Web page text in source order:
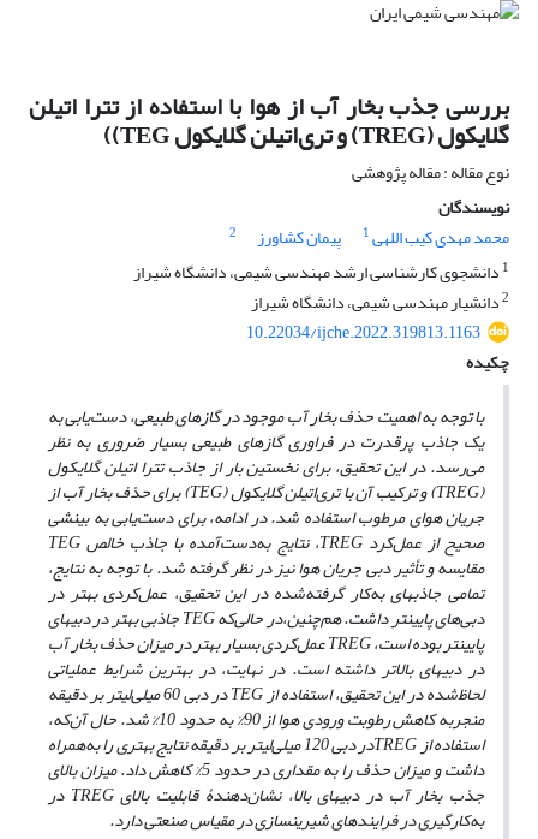
بررسی جذب بخار آب از هوا با استفاده از تترا اتیلن
گلایکول (TREG) و تری‌اتیلن گلایکول TEG))
نوع مقاله : مقاله پژوهشی
نویسندگان
محمد مهدی کیب اللهی1 پیمان کشاورز
2
1 دانشجوی کارشناسی ارشد مهندسی شیمی، دانشگاه شیراز
2دانشیار مهندسی شیمی، دانشگاه شیراز
10.22034/ijche.2022.319813.1163
چکیده
با توجه به اهمیت حذف بخار آب موجود در گازهای طبیعی، دست‌یابی به
یک جاذب پرقدرت در فراوری گازهای طبیعی بسیار ضروری به نظر
می‌رسد. در این تحقیق، برای نخستین بار از جاذب تترا اتیلن گلایکول
(TREG) و ترکیب آن با تری‌اتیلن گلایکول(TEG) برای حذف بخار آب از
جریان هوای مرطوب استفاده شد. در ادامه، برای دست‌یابی به بینشی
صحیح از عمل‌کردTREG، نتایج به‌دست‌آمده با جاذب خالصTEG
مقایسه و تأثیر دبی جریان هوا نیز در نظر گرفته شد. با توجه به نتایج،
تمامی جاذب­های به‌کار گرفته‌شده در این تحقیق، عمل‌کردی بهتر در
دبی‌های پایین­تر داشت. هم‌چنین،در حالی‌کهTEGجاذبی بهتر در دبی­های
پایین­تر بوده است،TREGعمل‌کردی بسیار بهتر در میزان حذف بخار آب
در دبی­های بالاتر داشته است. در نهایت، در بهترین شرایط عملیاتی
لحاظ‌شده در این تحقیق، استفاده ازTEG در دبی 60 میلی‌لیتر بر دقیقه
منجربه کاهش رطوبت ورودی هوا از 90% به حدود 10% شد. حال آن‌که،
استفاده ازTREG در دبی 120 میلی‌لیتر بر دقیقه نتایج بهتری را به‌همراه
داشت و میزان حذف را به مقداری در حدود 5% کاهش داد. میزان بالای
جذب بخار آب در دبی­های بالا، نشان‌دهندۀ قابلیت بالایTREG در
به‌کارگیری در فرایندهای شیرین­سازی در مقیاس صنعتی دارد.